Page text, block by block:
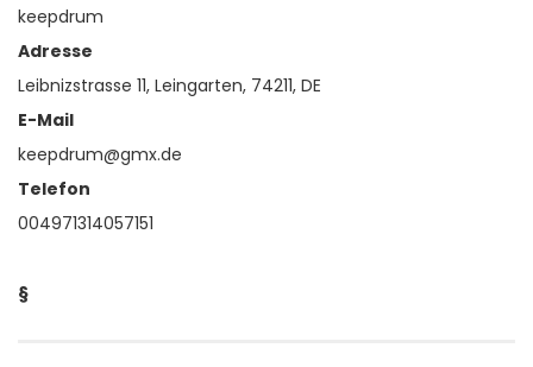
keepdrum
Adresse
Leibnizstrasse 11, Leingarten, 74211, DE
E-Mail
keepdrum@gmx.de
Telefon
004971314057151
§